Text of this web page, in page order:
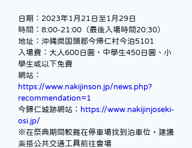
日期： 2023年1 月 21 日至1 月 29日
時間： 8:00-21:00 （最後入場時間20:30）
地址：沖縄県国頭郡今帰仁村今泊5101
入場費：大人600日圓、中學生450日圓、小
學生或以下免費
網站：
https://www.nakijinson.jp/news.php?
recommendation=1
今歸仁城跡網站： https://www.nakijinjoseki-
osi.jp/
※在祭典期間較難在停車場找到泊車位，建議
乘搭公共交通工具前往會場